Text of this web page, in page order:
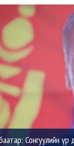
Сонгуулийн